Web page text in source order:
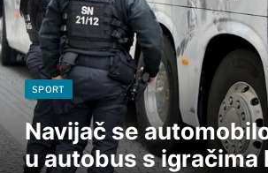
SPORT
Navijač se
u autobus s igračima